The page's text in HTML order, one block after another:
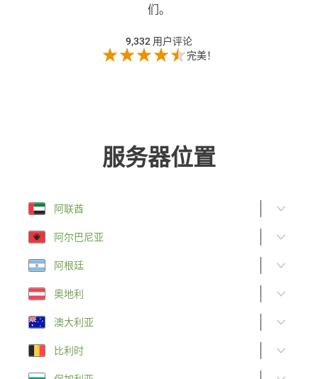
们。
9,332 用户评论
完美！
服务器位置
阿联酋
阿尔巴尼亚
阿根廷
奥地利
澳大利亚
比利时